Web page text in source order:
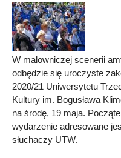
W malowniczej scenerii
odbędzie się uroczyste
2020/21 Uniwersytetu
Kultury im. Bogusława
na środę, 19 maja.
wydarzenie adresowane
słuchaczy UTW.